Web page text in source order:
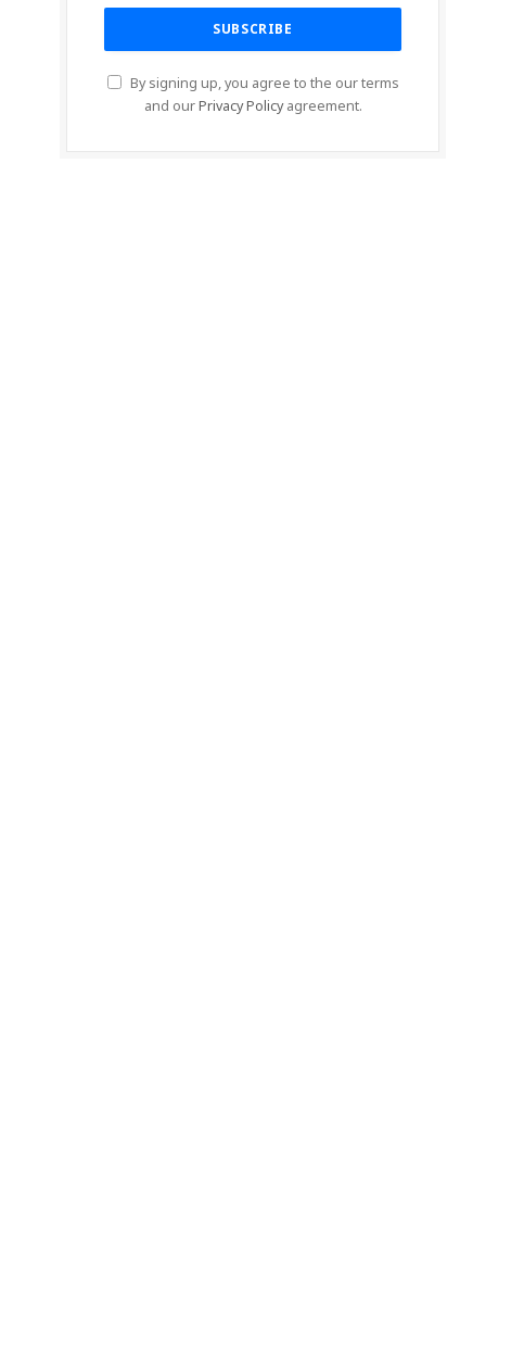
By signing up, you agree to the our terms
and ourPrivacy Policyagreement.